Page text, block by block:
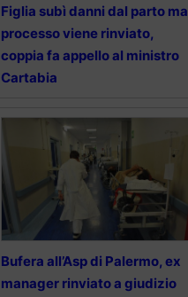
Figlia subì danni dal parto ma
processo viene rinviato,
coppia fa appello al ministro
Cartabia
Bufera all’Asp di Palermo, ex
manager rinviato a giudizio